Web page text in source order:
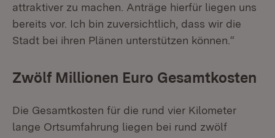
attraktiver zu machen. Anträge hierfür liegen uns
bereits vor. Ich bin zuversichtlich, dass wir die
Stadt bei ihren Plänen unterstützen können.“
Zwölf Millionen Euro Gesamtkosten
Die Gesamtkosten für die rund vier Kilometer
lange Ortsumfahrung liegen bei rund zwölf